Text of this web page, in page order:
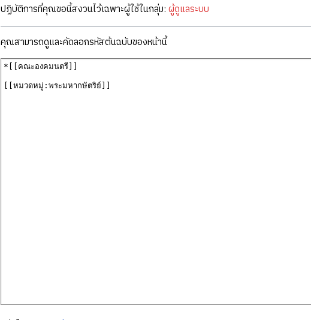
ปฏิบัติการที่คุณขอนี้สงวนไว้เฉพาะผู้ใช้ในกลุ่ม: ผู้ดูแลระบบ
คุณสามารถดูและคัดลอกรหัสต้นฉบับของหน้านี้